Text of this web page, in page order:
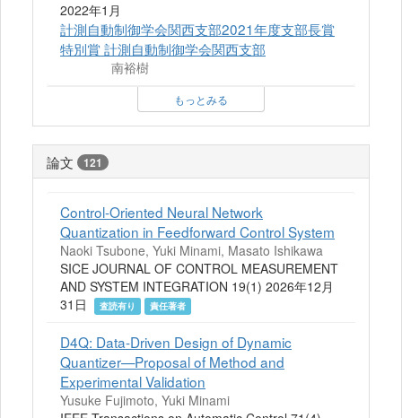
2022年1月
計測自動制御学会関西支部2021年度支部長賞
特別賞 計測自動制御学会関西支部
南裕樹
もっとみる
論文 121
Control-Oriented Neural Network
Quantization in Feedforward Control System
Naoki Tsubone, Yuki Minami, Masato Ishikawa
SICE JOURNAL OF CONTROL MEASUREMENT
AND SYSTEM INTEGRATION 19(1) 2026年12月
31日
査読有り 責任著者
D4Q: Data-Driven Design of Dynamic
Quantizer—Proposal of Method and
Experimental Validation
Yusuke Fujimoto, Yuki Minami